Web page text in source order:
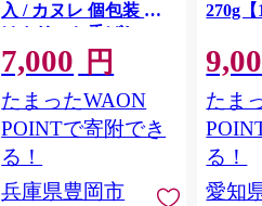
入 / カヌレ 個包装 外
はカリッと香ばしい
中はもっちり ラム酒
バニラ お取り寄せ ス
イーツ 焼き菓子 詰め
合わせ ホワイトデー
お返し 冷凍 手作り 化
粧箱入り ギフト TAS
BAKE
7,000 円
たまったWAON
POINTで寄附でき
る！
兵庫県豊岡市
270g【
たま
る！
愛知